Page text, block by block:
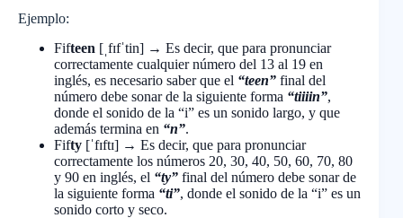
Ejemplo:
Fifteen [ˌfɪfˈtin] → Es decir, que para pronunciar
correctamente cualquier número del 13 al 19 en
inglés, es necesario saber que el “teen” final del
número debe sonar de la siguiente forma “tiiiin”,
donde el sonido de la “i” es un sonido largo, y que
además termina en “n”.
Fifty [ˈfɪftɪ] → Es decir, que para pronunciar
correctamente los números 20, 30, 40, 50, 60, 70, 80
y 90 en inglés, el “ty” final del número debe sonar de
la siguiente forma “ti”, donde el sonido de la “i” es un
sonido corto y seco.